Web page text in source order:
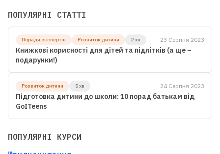
ПОПУЛЯРНІ СТАТТІ
Поради експертів Розвиток дитини 2 хв 23 Серпня 2023
Книжкові корисності для дітей та підлітків (а ще –
подарунки!)
Розвиток дитини 5 хв 24 Серпня 2023
Підготовка дитини до школи: 10 порад батькам від
GoITeens
ПОПУЛЯРНІ КУРСИ